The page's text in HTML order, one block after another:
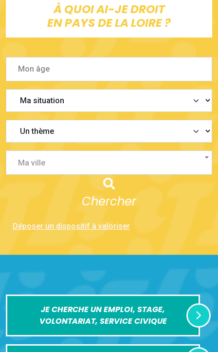
À QUOI AI-JE DROIT
EN PAYS DE LA LOIRE ?
Ma ville
Chercher
Déposer un dispositif à valoriser
JE CHERCHE UN EMPLOI, STAGE,
VOLONTARIAT, SERVICE CIVIQUE